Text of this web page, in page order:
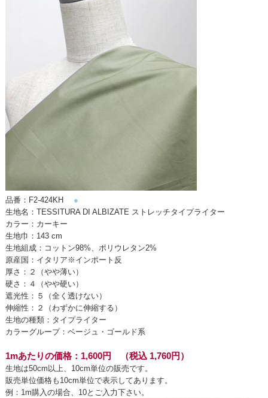
品番：F2-424KH
●
生地名：TESSITURA DI ALBIZATE ストレッチタイプライター
カラー：カーキー
生地巾：143 cm
生地組成：コットン98%、ポリウレタン2%
原産国：イタリア※インポート反
厚さ：２（やや薄い）
硬さ：４（やや硬い）
遮光性：５（全く透けない）
伸縮性：２（わずかに伸縮する）
生地の種類：タイプライター
カラーグループ：ベージュ・ゴールド系
1mあたりの価格：1,600円 （税込 1,760円）
生地は50cm以上、10cm単位の販売です。
販売単位価格も10cm単位で表示してあります。
例：1m購入の場合、10とご入力下さい。